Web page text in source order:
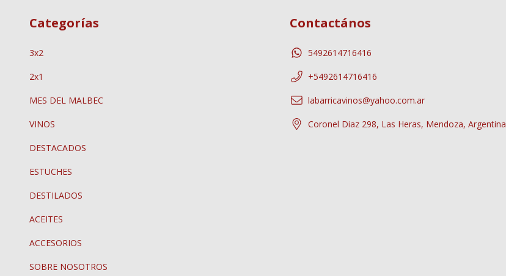
Categorías
3x2
2x1
MES DEL MALBEC
VINOS
DESTACADOS
ESTUCHES
DESTILADOS
ACEITES
ACCESORIOS
SOBRE NOSOTROS
Contactános
5492614716416
+5492614716416
labarricavinos@yahoo.com.ar
Coronel Diaz 298, Las Heras, Mendoza, Argentina